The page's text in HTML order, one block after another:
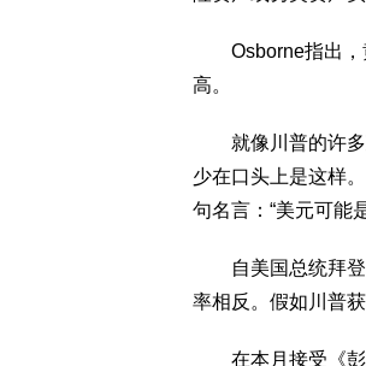
Osborne指出，
高。
就像川普的许多
少在口头上是这样
句名言：“美元可能
自美国总统拜登
率相反。假如川普
在本月接受《彭